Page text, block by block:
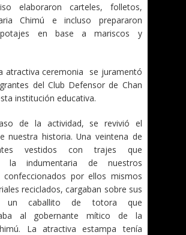
elaboraron carteles, folletos,
Chimú e incluso prepararon
en base a mariscos y
atractiva ceremonia se juramentó
del Club Defensor de Chan
institución educativa.
de la actividad, se revivió el
nuestra historia. Una veintena de
vestidos con trajes que
la indumentaria de nuestros
confeccionados por ellos mismos
reciclados, cargaban sobre sus
un caballito de totora que
al gobernante mítico de la
La atractiva estampa tenía